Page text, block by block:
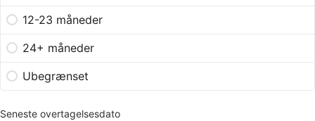
12-23 måneder
24+ måneder
Ubegrænset
Seneste overtagelsesdato